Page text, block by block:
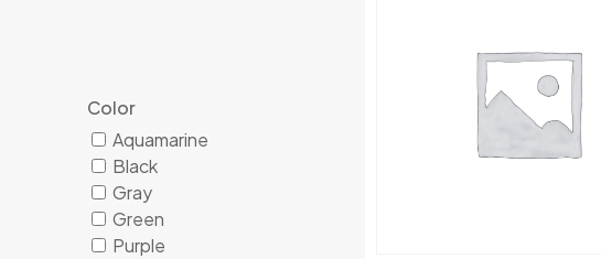
Color
Aquamarine
Black
Gray
Green
Purple